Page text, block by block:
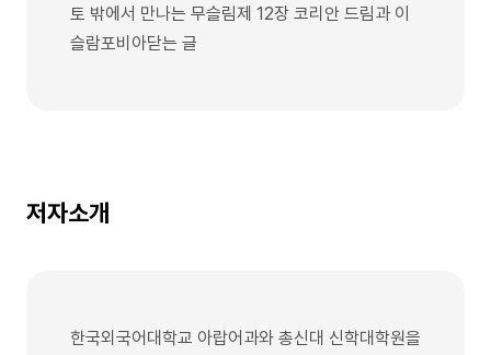
토 밖에서 만나는 무슬림제 12장 코리안 드림과 이
슬람포비아닫는 글
저자소개
한국외국어대학교 아랍어과와 총신대 신학대학원을